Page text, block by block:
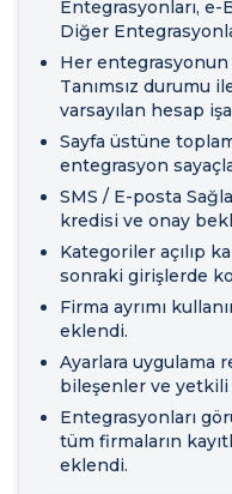
Entegrasyonları, e-
Diğer
Her
Tanımsız durumu
varsayılan hesap
Sayfa üstüne
entegrasyon
SMS / E-posta
kredisi ve onay
Kategoriler açılıp
sonraki girişlerde
Firma ayrımı
eklendi.
Ayarlara uygulama
bileşenler ve yetkili
Entegrasyonları
tüm firmaların
eklendi.